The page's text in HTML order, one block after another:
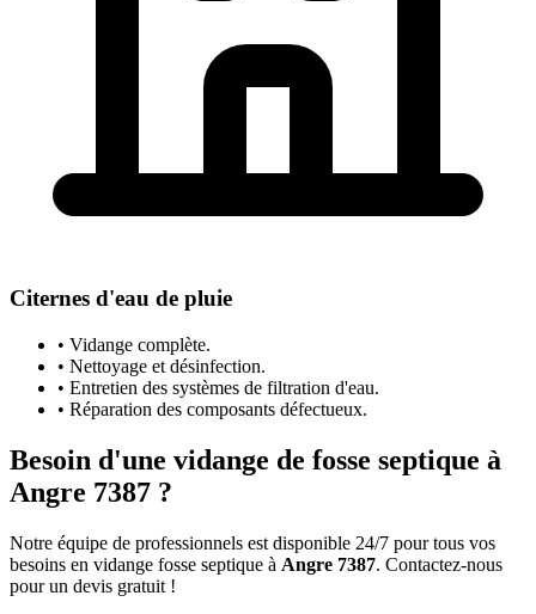
Citernes d'eau de pluie
• Vidange complète.
• Nettoyage et désinfection.
• Entretien des systèmes de filtration d'eau.
• Réparation des composants défectueux.
Besoin d'une vidange de fosse septique à
Angre 7387 ?
Notre équipe de professionnels est disponible 24/7 pour tous vos
besoins en vidange fosse septique à Angre 7387. Contactez-nous
pour un devis gratuit !